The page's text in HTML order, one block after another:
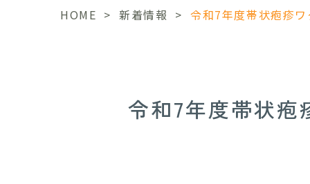
HOME > 新着情報 > 令和7年度帯状疱疹
令和7年度帯状疱